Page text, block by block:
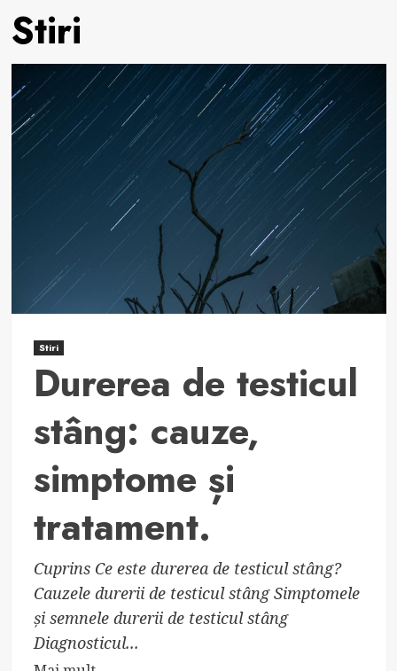
Stiri
Stiri
Durerea de testicul
stâng: cauze,
simptome și
tratament.
Cuprins Ce este durerea de testicul stâng?
Cauzele durerii de testicul stâng Simptomele
și semnele durerii de testicul stâng
Diagnosticul...